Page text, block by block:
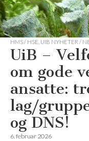
HMS / HSE UIB NYHETER /
UiB –
om gode
ansatte:
lag/
og DNS!
6. februar 2026